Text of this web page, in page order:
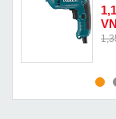
MUA NGAY